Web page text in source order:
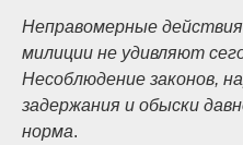
Неправомерные
милиции не удивляют
Несоблюдение законов,
задержания и обыски
норма.